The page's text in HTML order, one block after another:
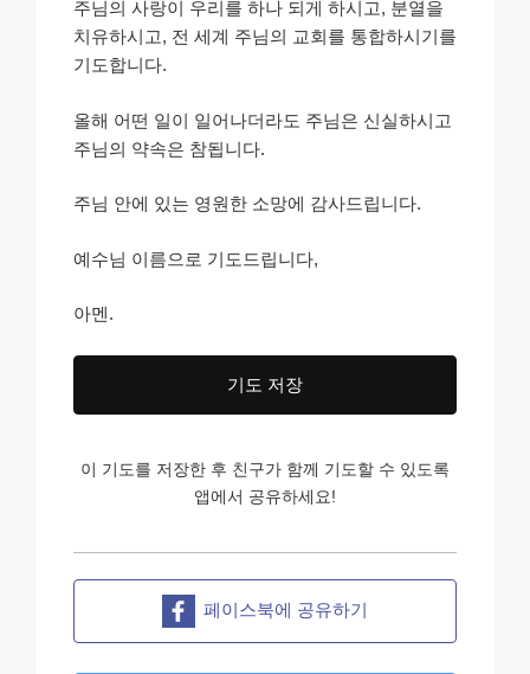
주님의 사랑이 우리를 하나 되게 하시고, 분열을
치유하시고, 전 세계 주님의 교회를 통합하시기를
기도합니다.
올해 어떤 일이 일어나더라도 주님은 신실하시고
주님의 약속은 참됩니다.
주님 안에 있는 영원한 소망에 감사드립니다.
예수님 이름으로 기도드립니다,
아멘.
기도 저장
이 기도를 저장한 후 친구가 함께 기도할 수 있도록
앱에서 공유하세요!
페이스북에 공유하기